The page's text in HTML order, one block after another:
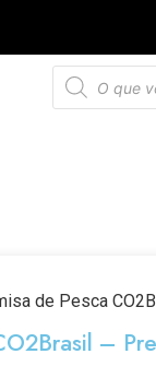
de Pesca
–